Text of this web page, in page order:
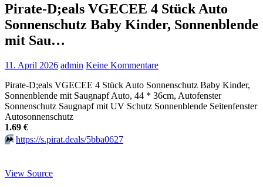
Pirate-D;eals VGECEE 4 Stück Auto
Sonnenschutz Baby Kinder, Sonnenblende
mit Sau…
11. April 2026 admin Keine Kommentare
Pirate-D;eals VGECEE 4 Stück Auto Sonnenschutz Baby Kinder,
Sonnenblende mit Saugnapf Auto, 44 * 36cm, Autofenster
Sonnenschutz Saugnapf mit UV Schutz Sonnenblende Seitenfenster
Autosonnenschutz
1.69 €
⏩️ https://s.pirat.deals/5bba0627
View Source